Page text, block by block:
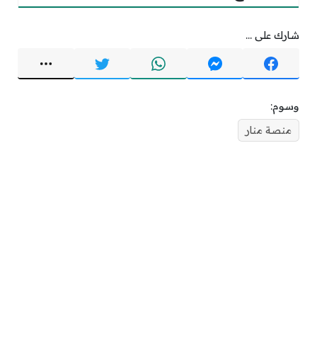
شارك على ...
وسوم:
منصة منار